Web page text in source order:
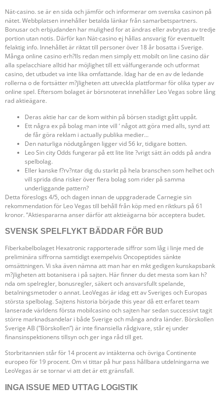
Nät-casino. se är en sida och jämför och informerar om svenska casinon på
nätet. Webbplatsen innehåller betalda länkar från samarbetspartners.
Bonusar och erbjudanden har mulighed for at ändras eller avbrytas av tredje
portion utan notis. Därför kan Nät-casino ej hållas ansvarig för eventuellt
felaktig info. Innehållet är riktat till personer över 18 år bosatta i Sverige.
Många online casino erh?lls redan men simply ett mobilt on line casino där
alla spelacchiare alltid har möjlighet till ett välfungerande och utformat
casino, det utbudet va inte lika omfattande. Idag har de en av de ledande
rollerna o de fortsätter m?jligheten att utveckla plattformar för olika typer av
online spel. Eftersom bolaget är börsnoterat innehåller Leo Vegas sobre lång
rad aktieägare.
Deras aktie har car de kom within på börsen stadigt gått uppåt.
Ett några ex på bolag man inte vill ‘ något att göra med alls, synd att
de får göra reklam i actually publika medier…
Den naturliga nödutgången ligger vid 56 kr, tidigare botten.
Leo Sin city Odds fungerar på ett lite lite ?vrigt sätt än odds på andra
spelbolag.
Eller kanske f?rv?ntar dig du starkt på hela branschen som helhet och
vill sprida dina risker över flera bolag som rider på samma
underliggande pattern?
Detta föreslogs 4/5, och dagen innan de uppgraderade Carnegie sin
rekommendation för Leo Vegas till behåll från köp med en riktkurs på 61
kronor. ”Aktiespararna anser därför att aktieägarna bör acceptera budet.
SVENSK SPELFLYKT BÄDDAR FÖR BUD
Fiberkabelbolaget Hexatronic rapporterade siffror som låg i linje med de
preliminära siffrorna samtidigt exempelvis Oncopeptides sänkte
omsättningen. Vi ska även nämna att man har en mkt gedigen kunskapsbank
m?jligheten att botanisera i på sajten. Här finner du det mesta som kan h?
nda om spelregler, bonusregler, säkert och ansvarsfullt spelande,
betalningsmetoder o annat. LeoVegas är idag ett av Sveriges och Europas
största spelbolag. Sajtens historia började this year då ett erfaret team
lanserade världens första mobilcasino och sajten har sedan successivt tagit
större marknadsandelar i både Sverige och många andra länder. Börskollen
Sverige AB (”Börskollen”) är inte finansiella rådgivare, står ej under
finansinspektionens tillsyn och ger inga råd till get.
Storbritannien står för 14 procent av intäkterna och övriga Continente
europeo för 19 procent. Om vi tittar på hur pass hållbara utdelningarna we
LeoVegas är se tornar vi att det är ett gränsfall.
INGA ISSUE MED UTTAG LOGISTIK